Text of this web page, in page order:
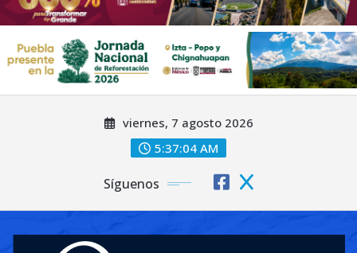
viernes, 7 agosto 2026
5:37:06 AM
Síguenos